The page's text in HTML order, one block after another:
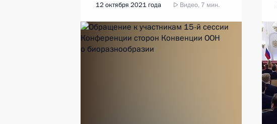
12 октября 2021 года Видео, 7 мин.